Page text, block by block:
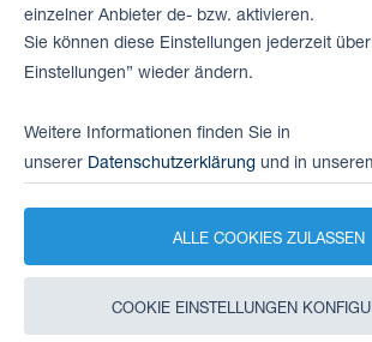
Weitere Informationen:
DATENBLATT
Außerdem neu : Metallabstreifer für Ihre
Linearführung.
einzelner Anbieter de- bzw. aktivieren.
Sie können diese Einstellungen jederzeit
Einstellungen” wieder ändern.
Weitere Informationen finden Sie in
unserer Datenschutzerklärung und in
ALLE COOKIES ZULASSEN
COOKIE EINSTELLUNGEN